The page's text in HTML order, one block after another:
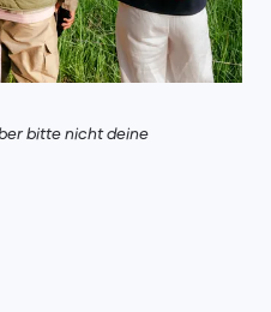
bitte nicht deine